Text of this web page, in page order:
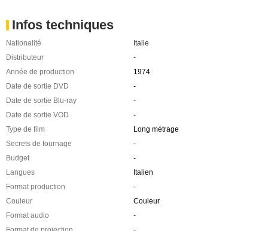
Infos techniques
Nationalité
Italie
Distributeur
-
Année de production
1974
Date de sortie DVD
-
Date de sortie Blu-ray
-
Date de sortie VOD
-
Type de film
Long métrage
Secrets de tournage
-
Budget
-
Langues
Italien
Format production
-
Couleur
Couleur
Format audio
-